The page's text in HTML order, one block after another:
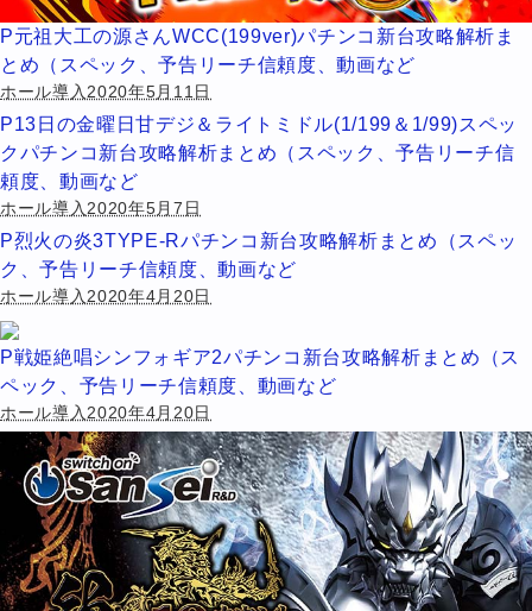
P元祖大工の源さんWCC(199ver)パチンコ新台攻略解析ま
とめ（スペック、予告リーチ信頼度、動画など
ホール導入2020年5月11日
P13日の金曜日甘デジ＆ライトミドル(1/199＆1/99)スペッ
クパチンコ新台攻略解析まとめ（スペック、予告リーチ信
頼度、動画など
ホール導入2020年5月7日
P烈火の炎3TYPE-Rパチンコ新台攻略解析まとめ（スペッ
ク、予告リーチ信頼度、動画など
ホール導入2020年4月20日
P戦姫絶唱シンフォギア2パチンコ新台攻略解析まとめ（ス
ペック、予告リーチ信頼度、動画など
ホール導入2020年4月20日